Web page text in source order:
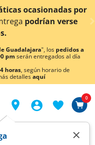
ocasionadas por
podrían verse
Guadalajara", los pedidos a
pm serán entregados al día
horas, según horario de
detallesaquí
×
0